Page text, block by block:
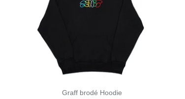
Graff brodé Hoodie